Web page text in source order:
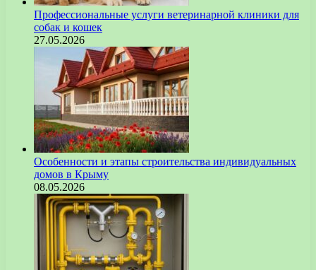
Профессиональные услуги ветеринарной клиники для
собак и кошек
27.05.2026
Особенности и этапы строительства индивидуальных
домов в Крыму
08.05.2026